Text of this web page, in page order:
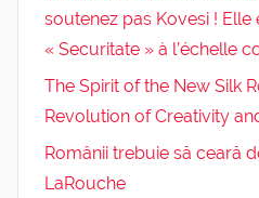
soutenez pas Kovesi ! Elle
« Securitate » à l’échelle
The Spirit of the New Silk
Revolution of Creativity
Românii trebuie să ceară
LaRouche